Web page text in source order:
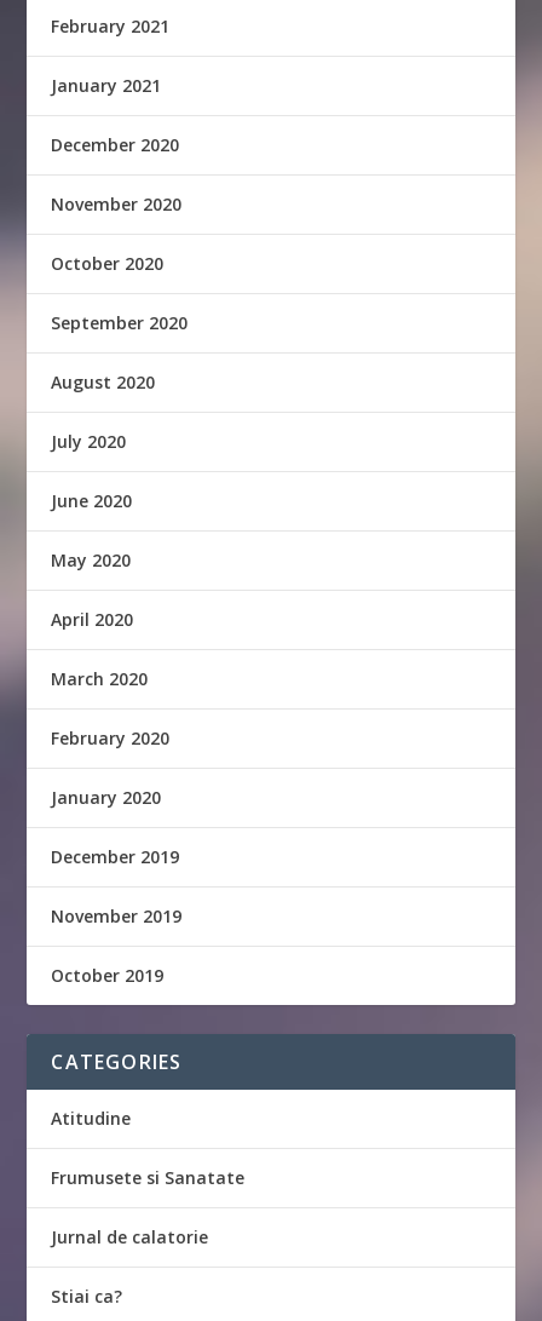
February 2021
January 2021
December 2020
November 2020
October 2020
September 2020
August 2020
July 2020
June 2020
May 2020
April 2020
March 2020
February 2020
January 2020
December 2019
November 2019
October 2019
CATEGORIES
Atitudine
Frumusete si Sanatate
Jurnal de calatorie
Stiai ca?